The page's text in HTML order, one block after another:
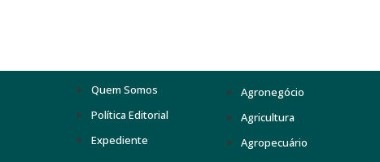
Quem Somos
Política Editorial
Expediente
Agronegócio
Agricultura
Agropecuário